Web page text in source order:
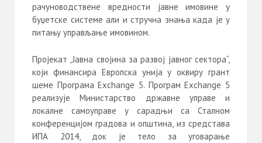
рачуноводствене вредности јавне имовине у
буџетске системе али и стручна знања када је у
питању управљање имовином.
Пројекат „Јавна својина за развој јавног сектора“,
који финансира Европска унија у оквиру грант
шеме Програма Exchange 5. Програм Exchange 5
реализује Министарство државне управе и
локалне самоуправе у сарадњи са Сталном
конференцијом градова и општина, из средстава
ИПА 2014, док је тело за уговарање